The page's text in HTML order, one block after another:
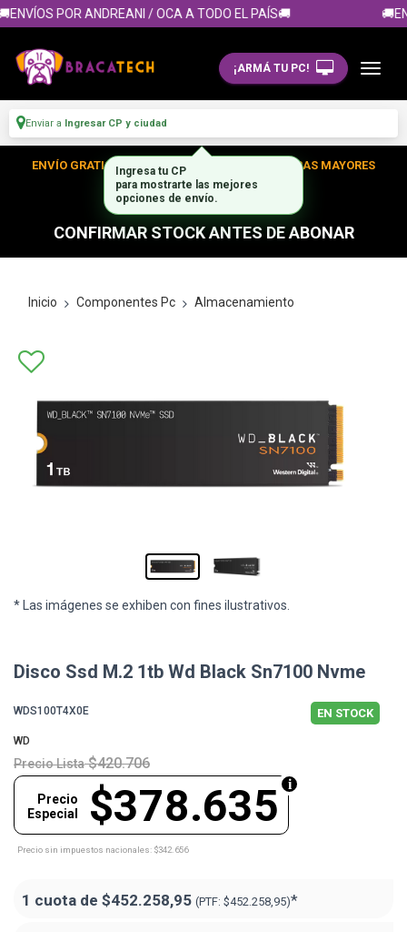
POR ANDREANI / OCA A TODO EL PAÍS🚚
¡ARMÁ TU PC!
Enviar a Ingresar CP y ciudad
ENVÍO GRATIS DENTRO DE CABA EN TUS COMPRAS MAYORES
A $300.000
CONFIRMAR STOCK ANTES DE ABONAR
Inicio Componentes Pc Almacenamiento
* Las imágenes se exhiben con fines ilustrativos.
Disco Ssd M.2 1tb Wd Black Sn7100 Nvme
WDS100T4X0E EN STOCK
WD
Precio Lista $420.706
$378.635
Precio
Especial
Precio sin impuestos nacionales: $342.656
1 cuota de $452.258,95 (PTF: $452.258,95)*
Ingresa tu CP
para mostrarte las mejores
opciones de envío.